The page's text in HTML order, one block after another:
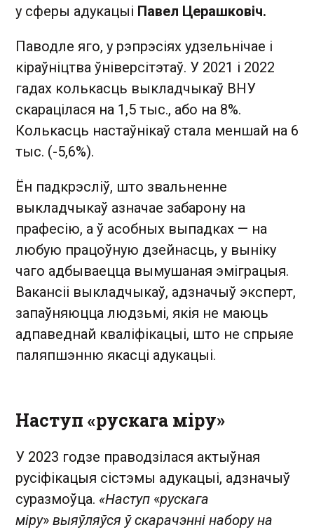
у сферы адукацыі Павел Церашковіч.
Паводле яго, у рэпрэсіях удзельнічае і
кіраўніцтва ўніверсітэтаў. У 2021 і 2022
гадах колькасць выкладчыкаў ВНУ
скарацілася на 1,5 тыс., або на 8%.
Колькасць настаўнікаў стала меншай на 6
тыс. (-5,6%).
Ён падкрэсліў, што звальненне
выкладчыкаў азначае забарону на
прафесію, а ў асобных выпадках — на
любую працоўную дзейнасць, у выніку
чаго адбываецца вымушаная эміграцыя.
Вакансіі выкладчыкаў, адзначыў эксперт,
запаўняюцца людзьмі, якія не маюць
адпаведнай кваліфікацыі, што не спрыяе
паляпшэнню якасці адукацыі.
Наступ «рускага міру»
У 2023 годзе праводзілася актыўная
русіфікацыя сістэмы адукацыі, адзначыў
суразмоўца. «Наступ «рускага
міру» выяўляўся ў скарачэнні набору на